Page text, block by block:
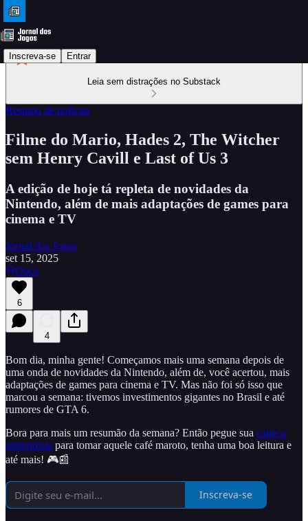
Inscreva-se Entrar
Leia sem distrações no Substack
Resumo de notícias
Filme do Mario, Hades 2, The Witcher
sem Henry Cavill e Last of Us 3
A edição de hoje tá repleta de novidades da
Nintendo, além de mais adaptações de games para
cinema e TV
Jornal dos Jogos
set 15, 2025
Ouça
6
4
Bom dia, minha gente! Começamos mais uma semana depois de
uma onda de novidades da Nintendo, além de, você acertou, mais
adaptações de games para cinema e TV. Mas não foi só isso que
marcou a semana: tivemos investimentos gigantes no Brasil e até
rumores de GTA 6.
Bora para mais um resumão da semana? Então pegue sua caneca
nintendista para tomar aquele café maroto, tenha uma boa leitura e
até mais! 🎮📰
Inscreva-se